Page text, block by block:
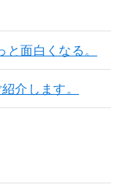
面白くなる。
介します。